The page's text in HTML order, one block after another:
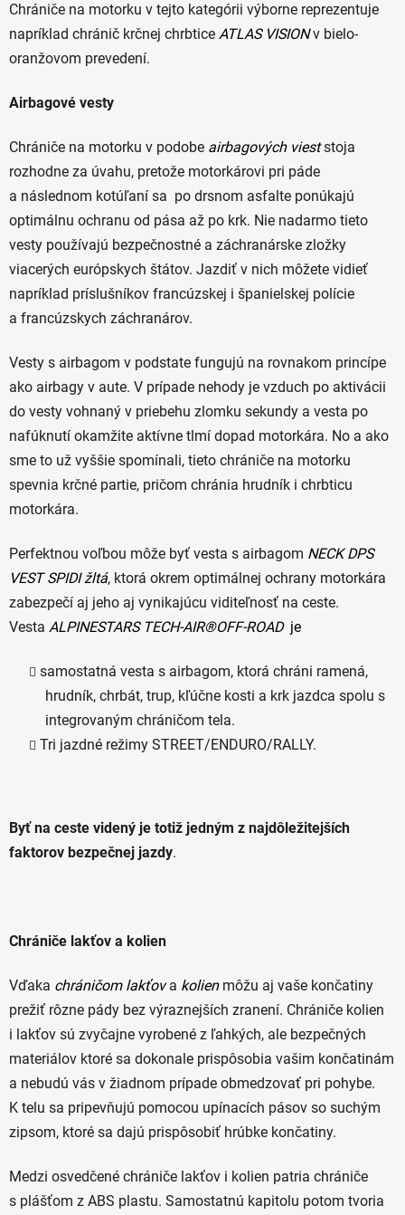
Chrániče na motorku v tejto kategórii výborne reprezentuje
napríklad chránič krčnej chrbtice ATLAS VISIONv bielo-
oranžovom prevedení.
Airbagové vesty
Chrániče na motorku v podobe airbagových vieststoja
rozhodne za úvahu, pretože motorkárovi pri páde
a následnom kotúľaní sa po drsnom asfalte ponúkajú
optimálnu ochranu od pása až po krk. Nie nadarmo tieto
vesty používajú bezpečnostné a záchranárske zložky
viacerých európskych štátov. Jazdiť v nich môžete vidieť
napríklad príslušníkov francúzskej i španielskej polície
a francúzskych záchranárov.
Vesty s airbagom v podstate fungujú na rovnakom princípe
ako airbagy v aute. V prípade nehody je vzduch po aktivácii
do vesty vohnaný v priebehu zlomku sekundy a vesta po
nafúknutí okamžite aktívne tlmí dopad motorkára. No a ako
sme to už vyššie spomínali, tieto chrániče na motorku
spevnia krčné partie, pričom chránia hrudník i chrbticu
motorkára.
Perfektnou voľbou môže byť vesta s airbagom NECK DPS
VEST SPIDI žltá, ktorá okrem optimálnej ochrany motorkára
zabezpečí aj jeho aj vynikajúcu viditeľnosť na ceste.
Vesta ALPINESTARS TECH-AIR®OFF-ROADje
samostatná vesta s airbagom, ktorá chráni ramená,
hrudník, chrbát, trup, kľúčne kosti a krk jazdca spolu s
integrovaným chráničom tela.
Tri jazdné režimy STREET/ENDURO/RALLY.
Byť na ceste videný je totiž jedným z najdôležitejších
faktorov bezpečnej jazdy.
Chrániče lakťov a kolien
Vďaka chráničom lakťova kolienmôžu aj vaše končatiny
prežiť rôzne pády bez výraznejších zranení. Chrániče kolien
i lakťov sú zvyčajne vyrobené z ľahkých, ale bezpečných
materiálov ktoré sa dokonale prispôsobia vašim končatinám
a nebudú vás v žiadnom prípade obmedzovať pri pohybe.
K telu sa pripevňujú pomocou upínacích pásov so suchým
zipsom, ktoré sa dajú prispôsobiť hrúbke končatiny.
Medzi osvedčené chrániče lakťov i kolien patria chrániče
s plášťom z ABS plastu. Samostatnú kapitolu potom tvoria